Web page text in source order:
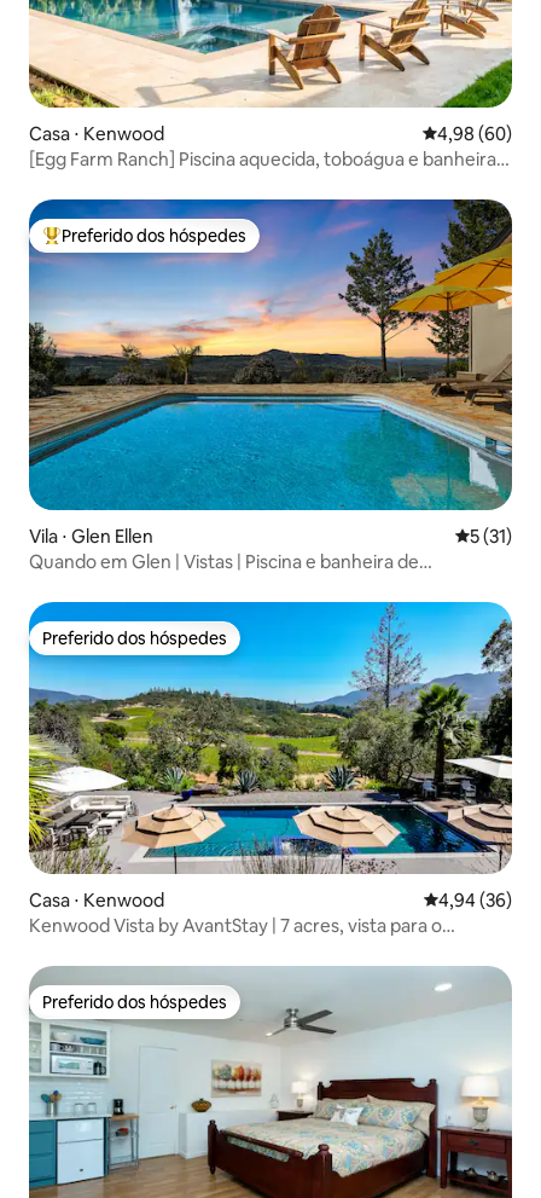
Casa ⋅ Kenwood 4,98 de uma
4,98 (60)
[Egg Farm Ranch] Piscina aquecida, toboágua e banheira
Entre os melhores preferidos dos hóspedes
Preferido dos hóspedes
Vila ⋅ Glen Ellen 5 de uma
5 (31)
Quando em Glen | Vistas | Piscina e banheira de
Preferido dos hóspedes
Preferido dos hóspedes
Casa ⋅ Kenwood 4,94 de uma
4,94 (36)
Kenwood Vista by AvantStay | 7 acres, vista para o
Preferido dos hóspedes
Preferido dos hóspedes